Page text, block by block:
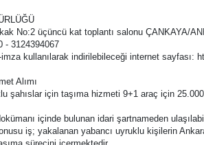
No:2 üçüncü kat toplantı salonu ÇANKAYA/
- 3124394067
kullanılarak indirilebileceği internet sayfası:
Alımı
şahıslar için taşıma hizmeti 9+1 araç için
içinde bulunan idari şartnameden
iş; yakalanan yabancı uyruklu kişilerin